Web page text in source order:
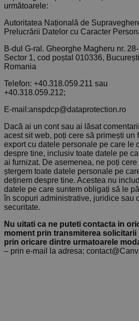
următoarele:
Autoritatea Națională de
Prelucrării Datelor cu Caracter
B-dul G-ral. Gheorghe Magheru nr.
Sector 1, cod poștal 010336,
Romania
Telefon: +40.318.059.211 sau
+40.318.059.212;
E-mail:anspdcp@dataprotection.ro
Dacă ai un cont sau ai lăsat
acest sit web, poți cere să primești un
export cu datele personale pe care le
despre tine, inclusiv toate datele pe
ai furnizat. De asemenea, ne poți cere
ștergem toate datele personale pe
deținem despre tine. Acestea nu
datele pe care suntem obligați să le
în scopuri administrative, juridice sau
securitate.
Nu uitati ca ne puteti contacta in
moment prin transmiterea solicitarii
prin oricare dintre urmatoarele
– prin e-mail la adresa: